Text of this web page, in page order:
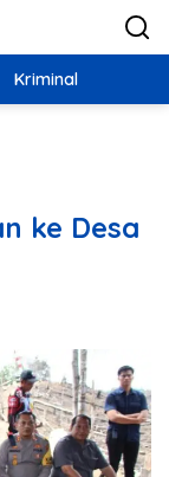
Kriminal
ke Desa